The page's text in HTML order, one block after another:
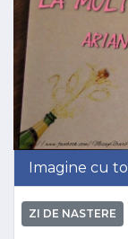
Imagine cu
ZI DE NASTERE